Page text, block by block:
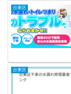
台東区
台東区